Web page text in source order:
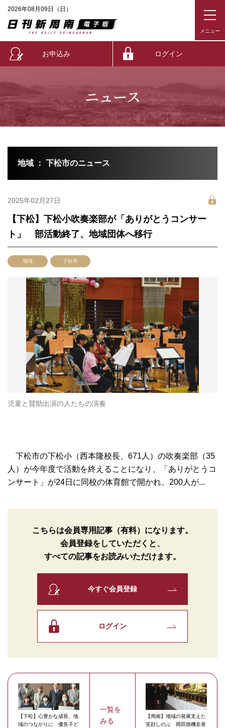
2026年08月09日（日）
お申込み ログイン
ニュース
地域 ： 下松市のニュース
2025年02月27日
【下松】下松小吹奏楽部が「ありがとうコンサー
ト」 部活動終了、地域団体へ移行
地域 下松市
児童と賛助出演の人たちの演奏
下松市の下松小（西本隆校長、671人）の吹奏楽部（35
人）が今年度で活動を終えることになり、「ありがとうコ
ンサート」が24日に同校の体育館で開かれ、200人が...
こちらは会員専用記事（有料）になります。
会員登録をしていただくと、
すべての記事をお読みいただけます。
今すぐ会員登録
ログイン
【下松】心豊かな成長、地
域のつながりに 優良子ど
一覧を
みる
【周南】地域の発展支えた
笑顔しのぶ 岡田徳機名誉